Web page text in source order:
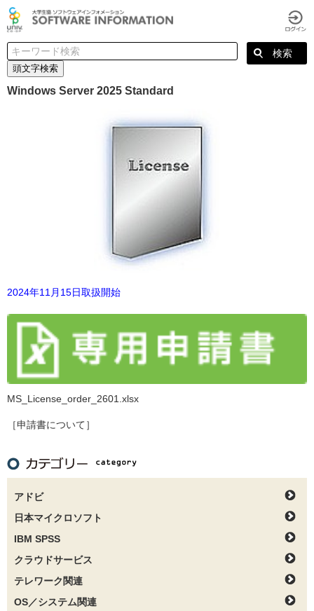
頭文字検索
Windows Server 2025 Standard
2024年11月15日取扱開始
MS_License_order_2601.xlsx
［申請書について］
アドビ
日本マイクロソフト
IBM SPSS
クラウドサービス
テレワーク関連
OS／システム関連